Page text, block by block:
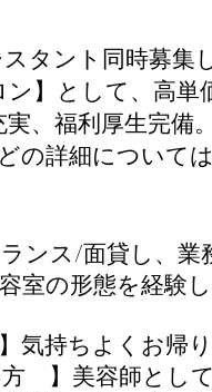
タント同時募集
ン】として、高
、福利厚生完備
の詳細について
ンス/面貸し、業
室の形態を経験
持ちよくお帰
】美容師とし